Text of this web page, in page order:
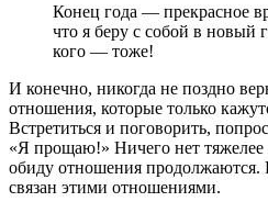
Конец года — прекрасное
что я беру с собой в новый
кого — тоже!
И конечно, никогда не поздно
отношения, которые только
Встретиться и поговорить,
«Я прощаю!» Ничего нет тяжелее
обиду отношения
связан этими отношениями.